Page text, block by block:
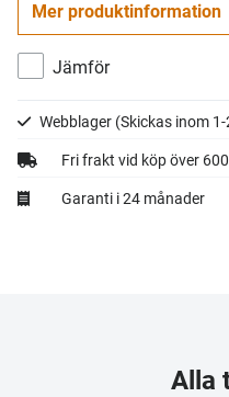
Gå
Mer produktinformation
Jämför
Webblager (Skickas inom
Fri frakt vid köp över
Garanti i 24 månader
Alla